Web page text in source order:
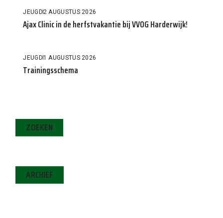
JEUGD2 AUGUSTUS 2026
Ajax Clinic in de herfstvakantie bij VVOG Harderwijk!
JEUGD1 AUGUSTUS 2026
Trainingsschema
ZOEKEN
ARCHIEF